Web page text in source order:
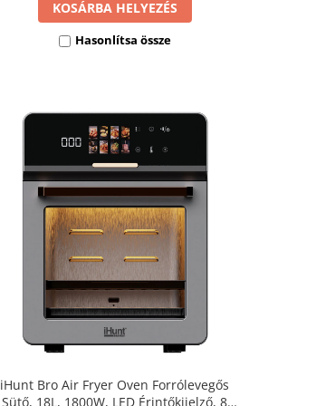
KOSÁRBA HELYEZÉS
Hasonlítsa össze
iHunt Bro Air Fryer Oven Forrólevegős
Sütő, 18L, 1800W, LED Érintőkijelző, 8